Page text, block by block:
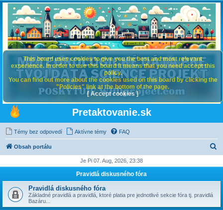
Pretaktovanie.sk
Témy bez odpovedí Aktívne témy FAQ
Obsah portálu
d
ť
Je Pi 07. Aug, 2026, 23:38
Pravidlá diskusného fóra
Pravidlá diskusného fóra
Základné pravidlá a pravidlá, ktoré platia pre jednotlivé sekcie fóra tj. pravidlá
Bazáru...
This board uses cookies to give you the best and most relevant
experience. In order to use this board it means that you need accept this
policy.
You can find out more about the cookies used on this board by clicking the
"Policies" link at the bottom of the page.
[ Accept cookies ]